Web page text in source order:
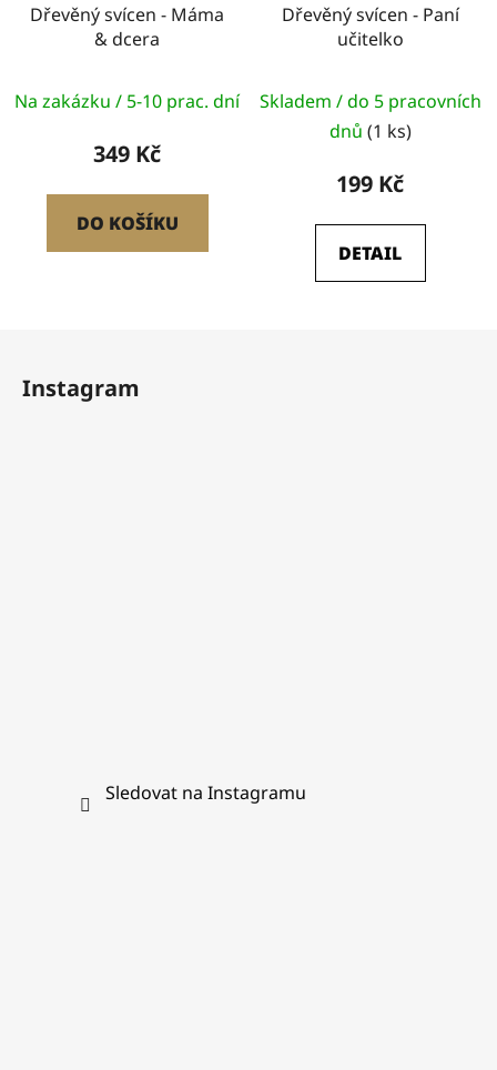
Dřevěný svícen - Máma
& dcera
Na zakázku / 5-10 prac. dní
349 Kč
DO KOŠÍKU
Dřevěný svícen - Paní
učitelko
hodnocení
produktu
je
z
5
Skladem / do 5 pracovních
dnů (1 ks)
199 Kč
DETAIL
Instagram
Sledovat na Instagramu